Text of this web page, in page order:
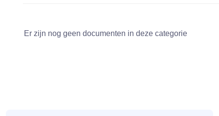
Er zijn nog geen documenten in deze categorie